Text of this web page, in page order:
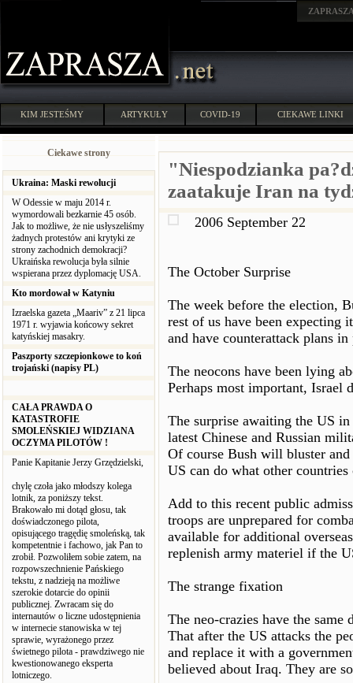
KIM JESTEŚMY ARTYKUŁY COVID-19 CIEKAWE LINKI
Ciekawe strony
Ukraina: Maski rewolucji
W Odessie w maju 2014 r.
wymordowali bezkarnie 45 osób.
Jak to możliwe, że nie usłyszeliśmy
żadnych protestów ani krytyki ze
strony zachodnich demokracji?
Ukraińska rewolucja była silnie
wspierana przez dyplomację USA.
Kto mordował w Katyniu
Izraelska gazeta „Maariv” z 21 lipca
1971 r. wyjawia końcowy sekret
katyńskiej masakry.
Paszporty szczepionkowe to koń
trojański (napisy PL)
CAŁA PRAWDA O
KATASTROFIE
SMOLEŃSKIEJ WIDZIANA
OCZYMA PILOTÓW !
Panie Kapitanie Jerzy Grzędzielski,
chylę czoła jako młodszy kolega
lotnik, za poniższy tekst.
Brakowało mi dotąd głosu, tak
doświadczonego pilota,
opisującego tragędię smoleńską, tak
kompetentnie i fachowo, jak Pan to
zrobił. Pozwoliłem sobie zatem, na
rozpowszechnienie Pańskiego
tekstu, z nadzieją na możliwe
szerokie dotarcie do opinii
publicznej. Zwracam się do
internautów o liczne udostępnienia
w internecie stanowiska w tej
sprawie, wyrażonego przez
świetnego pilota - prawdziwego nie
kwestionowanego eksperta
lotniczego.
"Niespodzianka
zaatakuje Iran na
2006 September 22
The October Surprise
The week before the election,
rest of us have been expecting
and have counterattack plans in
The neocons have been lying
Perhaps most important, Israel
The surprise awaiting the US
latest Chinese and Russian
Of course Bush will bluster
US can do what other countries
Add to this recent public
troops are unprepared for
available for additional
replenish army materiel if the
The strange fixation
The neo-crazies have the
That after the US attacks the
and replace it with a
believed about Iraq. They are